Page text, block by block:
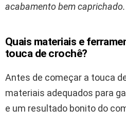
acabamento bem caprichado.
Quais materiais e
touca de crochê?
Antes de começar a touca
materiais adequados para
e um resultado bonito do